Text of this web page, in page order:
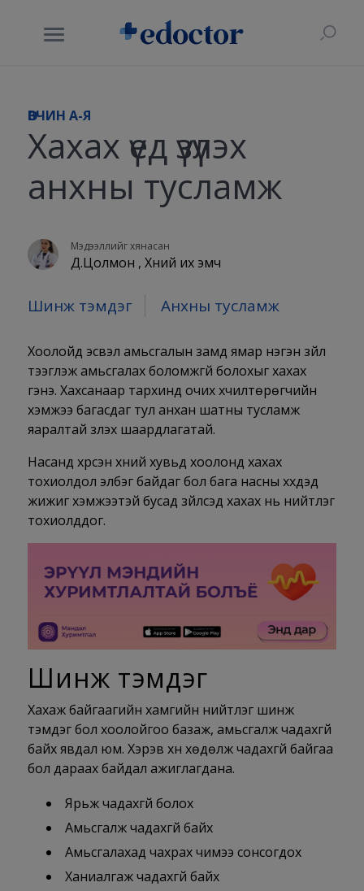
ӨВЧИН A-Я
Хахах үед үзүүлэх
анхны тусламж
Мэдээллийг хянасан
Д.Цолмон , Хүний их эмч
Шинж тэмдэг Анхны тусламж
Хоолойд эсвэл амьсгалын замд ямар нэгэн зүйл
тээглэж амьсгалах боломжгүй болохыг хахах
гэнэ. Хахсанаар тархинд очих хүчилтөрөгчийн
хэмжээ багасдаг тул анхан шатны тусламж
яаралтай үзүүлэх шаардлагатай.
Насанд хүрсэн хүний хувьд хоолонд хахах
тохиолдол элбэг байдаг бол бага насны хүүхдэд
жижиг хэмжээтэй бусад зүйлсэд хахах нь нийтлэг
тохиолддог.
Шинж тэмдэг
Хахаж байгаагийн хамгийн нийтлэг шинж
тэмдэг бол хоолойгоо базаж, амьсгалж чадахгүй
байх явдал юм. Хэрэв хүн хөдөлж чадахгүй байгаа
бол дараах байдал ажиглагдана.
Ярьж чадахгүй болох
Амьсгалж чадахгүй байх
Амьсгалахад чахрах чимээ сонсогдох
Ханиалгаж чадахгүй байх